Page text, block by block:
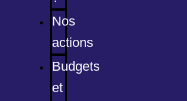
Nos
actions
Budgets
et